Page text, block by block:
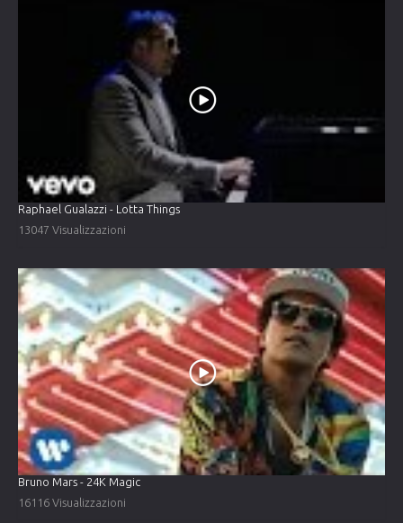
Raphael Gualazzi - Lotta Things
13047 Visualizzazioni
Bruno Mars - 24K Magic
16116 Visualizzazioni